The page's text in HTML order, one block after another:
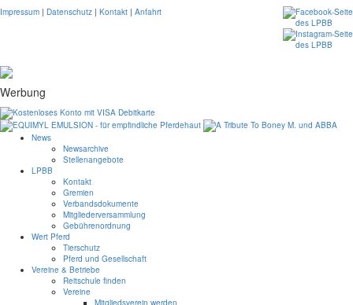
Impressum | Datenschutz | Kontakt | Anfahrt
Werbung
News
Newsarchive
Stellenangebote
LPBB
Kontakt
Gremien
Verbandsdokumente
Mitgliederversammlung
Gebührenordnung
Wert Pferd
Tierschutz
Pferd und Gesellschaft
Vereine & Betriebe
Reitschule finden
Vereine